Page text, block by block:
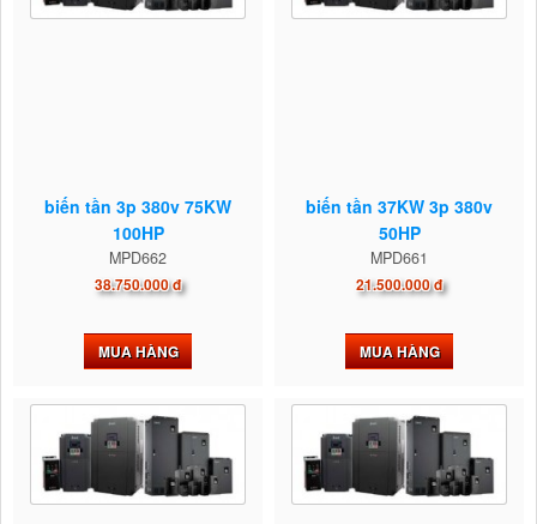
biến tần 3p 380v 75KW
100HP
MPD662
38.750.000 đ
MUA HÀNG
biến tần 37KW 3p 380v
50HP
MPD661
21.500.000 đ
MUA HÀNG